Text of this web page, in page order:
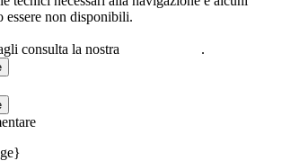
essere non disponibili.
consulta la nostra .